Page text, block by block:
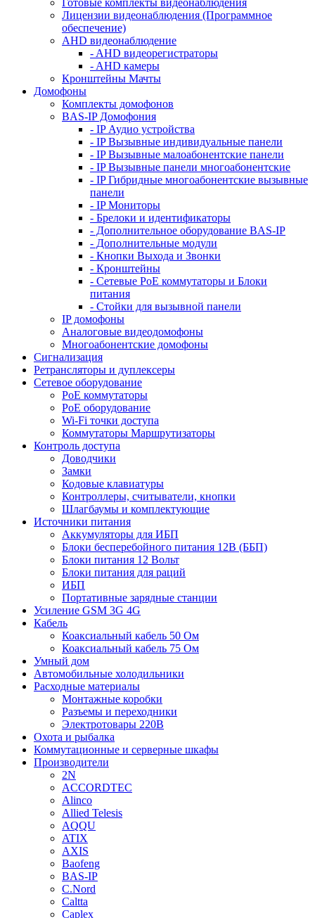
Готовые комплекты видеонаблюдения
Лицензии видеонаблюдения (Программное
обеспечение)
AHD видеонаблюдение
- AHD видеорегистраторы
- AHD камеры
Кронштейны Мачты
Домофоны
Комплекты домофонов
BAS-IP Домофония
- IP Аудио устройства
- IP Вызывные индивидуальные панели
- IP Вызывные малоабонентские панели
- IP Вызывные панели многоабонентские
- IP Гибридные многоабонентские вызывные
панели
- IP Мониторы
- Брелоки и идентификаторы
- Дополнительное оборудование BAS-IP
- Дополнительные модули
- Кнопки Выхода и Звонки
- Кронштейны
- Сетевые PoE коммутаторы и Блоки
питания
- Стойки для вызывной панели
IP домофоны
Аналоговые видеодомофоны
Многоабонентские домофоны
Сигнализация
Ретрансляторы и дуплексеры
Сетевое оборудование
PoE коммутаторы
PoE оборудование
Wi-Fi точки доступа
Коммутаторы Маршрутизаторы
Контроль доступа
Доводчики
Замки
Кодовые клавиатуры
Контроллеры, считыватели, кнопки
Шлагбаумы и комплектующие
Источники питания
Аккумуляторы для ИБП
Блоки бесперебойного питания 12В (ББП)
Блоки питания 12 Вольт
Блоки питания для раций
ИБП
Портативные зарядные станции
Усиление GSM 3G 4G
Кабель
Коаксиальный кабель 50 Ом
Коаксиальный кабель 75 Ом
Умный дом
Автомобильные холодильники
Расходные материалы
Монтажные коробки
Разъемы и переходники
Электротовары 220В
Охота и рыбалка
Коммутационные и серверные шкафы
Производители
2N
ACCORDTEC
Alinco
Allied Telesis
AQQU
ATIX
AXIS
Baofeng
BAS-IP
C.Nord
Caltta
Caplex